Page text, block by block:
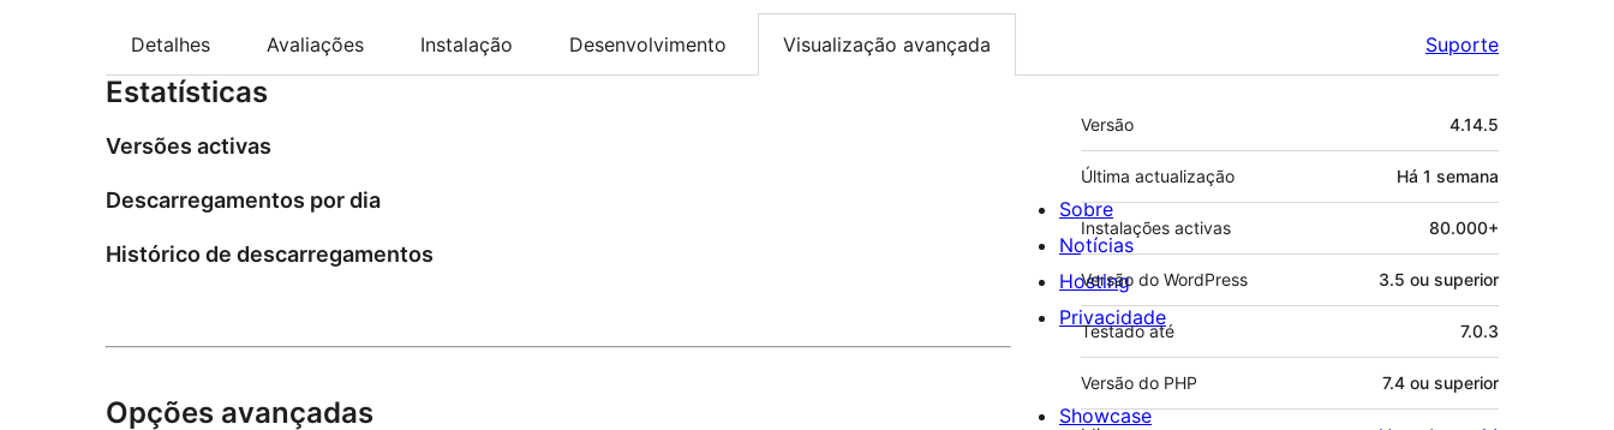
Detalhes Avaliações Instalação Desenvolvimento Visualização avançada Suporte
Estatísticas
Versões activas
Descarregamentos por dia
Histórico de descarregamentos
Opções avançadas
Metadados
Versão 4.14.5
Última actualização Há 1 semana
Instalações activas 80.000+
Versão do WordPress 3.5 ou superior
Testado até 7.0.3
Versão do PHP 7.4 ou superior
Sobre
Notícias
Hosting
Privacidade
Showcase